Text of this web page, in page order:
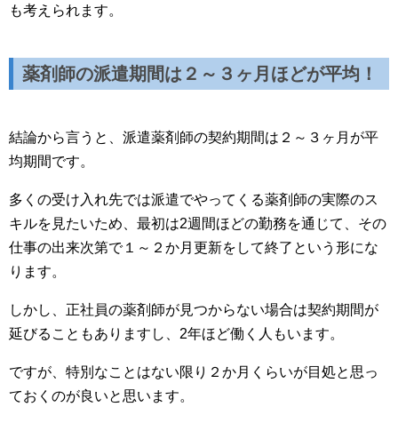
も考えられます。
薬剤師の派遣期間は２～３ヶ月ほどが平均！
結論から言うと、派遣薬剤師の契約期間は２～３ヶ月が平
均期間です。
多くの受け入れ先では派遣でやってくる薬剤師の実際のス
キルを見たいため、最初は2週間ほどの勤務を通じて、その
仕事の出来次第で１～２か月更新をして終了という形にな
ります。
しかし、正社員の薬剤師が見つからない場合は契約期間が
延びることもありますし、2年ほど働く人もいます。
ですが、特別なことはない限り２か月くらいが目処と思っ
ておくのが良いと思います。